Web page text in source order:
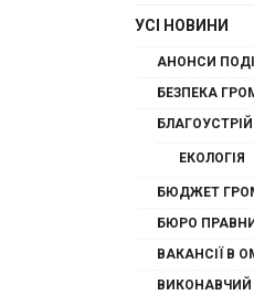
УСІ НОВИНИ
АНОНСИ
БЕЗПЕКА
БЛАГОУСТРІЙ
ЕКОЛОГІЯ
БЮДЖЕТ
БЮРО
ВАКАНСІЇ В
ВИКОНАВЧИЙ